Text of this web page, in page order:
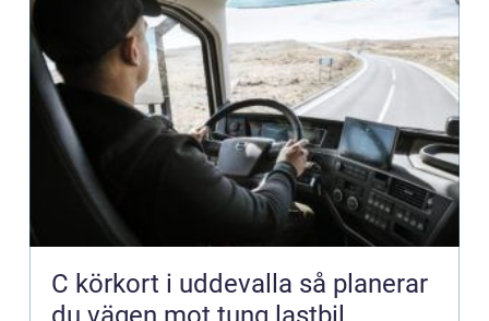
C körkort i uddevalla så planerar